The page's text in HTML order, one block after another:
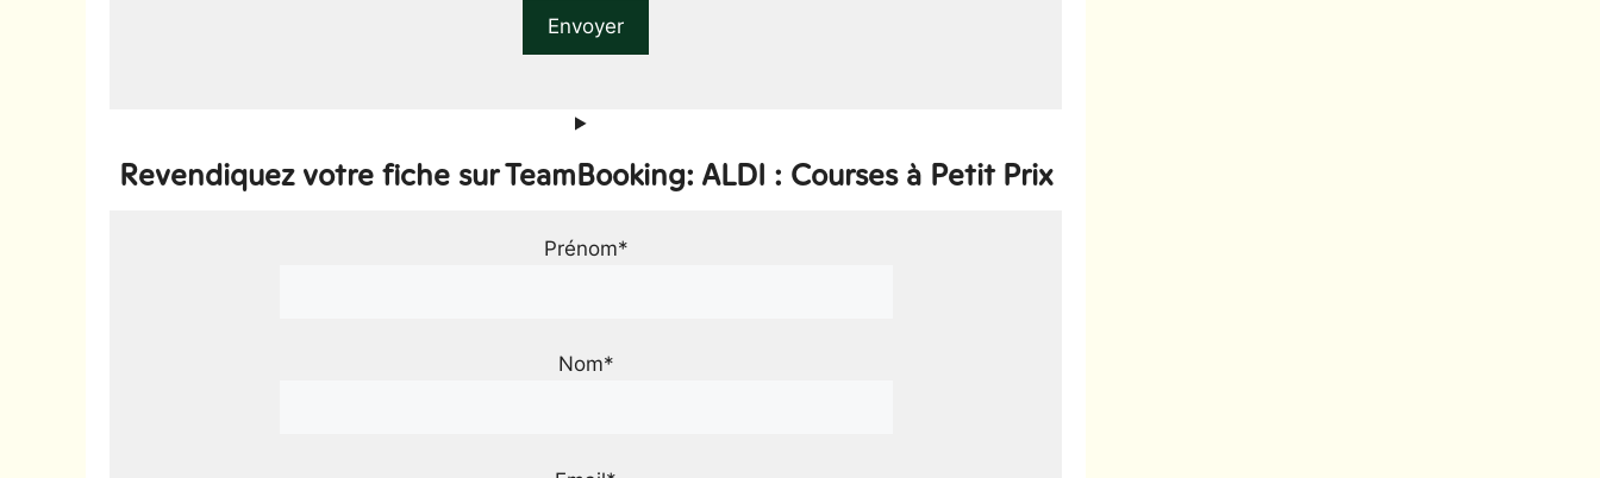
Revendiquez votre fiche sur TeamBooking: ALDI : Courses à Petit Prix
Prénom*
Nom*